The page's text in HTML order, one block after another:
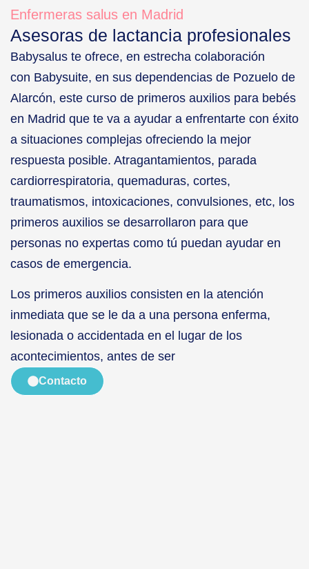
Enfermeras salus en Madrid
Asesoras de lactancia profesionales
Babysalus te ofrece, en estrecha colaboración
con Babysuite, en sus dependencias de Pozuelo de
Alarcón, este curso de primeros auxilios para bebés
en Madrid que te va a ayudar a enfrentarte con éxito
a situaciones complejas ofreciendo la mejor
respuesta posible. Atragantamientos, parada
cardiorrespiratoria, quemaduras, cortes,
traumatismos, intoxicaciones, convulsiones, etc, los
primeros auxilios se desarrollaron para que
personas no expertas como tú puedan ayudar en
casos de emergencia.
Los primeros auxilios consisten en la atención
inmediata que se le da a una persona enferma,
lesionada o accidentada en el lugar de los
acontecimientos, antes de ser
Contacto